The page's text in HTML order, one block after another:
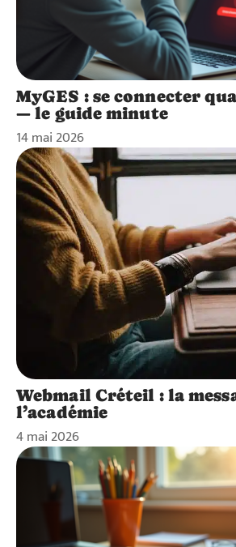
MyGES : se connecter
— le guide minute
14 mai 2026
Webmail Créteil : la
l’académie
4 mai 2026